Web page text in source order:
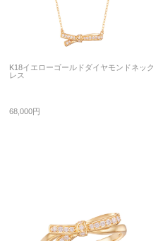
K18イエローゴールドダイヤモンドネック
レス
68,000円